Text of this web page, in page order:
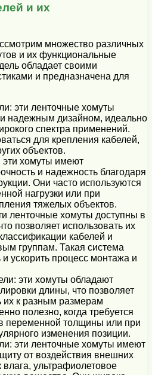
и их
множество различных
и их функциональные
обладает своими
и предназначена для
эти ленточные хомуты
надежным дизайном, идеально
спектра применений.
для крепления кабелей,
объектов.
хомуты имеют
и надежность благодаря
Они часто используются
нагрузки или при
тяжелых объектов.
ленточные хомуты доступны в
позволяет использовать их
кабелей и
группам. Такая система
и ускорить процесс монтажа и
эти хомуты обладают
длины, что позволяет
их к разным размерам
полезно, когда требуется
переменной толщины или при
изменения позиции.
эти ленточные хомуты имеют
от воздействия внешних
влага, ультрафиолетовое